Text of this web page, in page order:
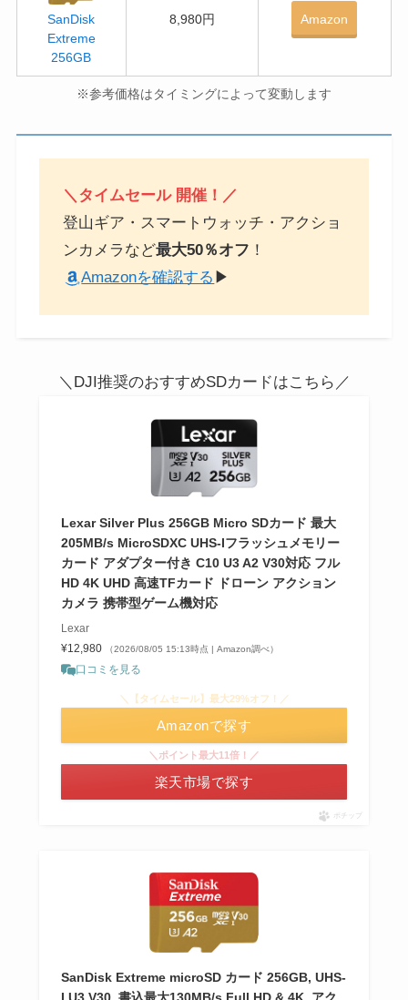
SanDisk
Extreme
256GB
8,980円 Amazon
※参考価格はタイミングによって変動します
＼タイムセール 開催！／
登山ギア・スマートウォッチ・アクショ
ンカメラなど最大50％オフ ！
Amazonを確認する ▶
＼DJI推奨のおすすめSDカードはこちら／
Lexar Silver Plus 256GB Micro SDカード 最大
205MB/s MicroSDXC UHS-Iフラッシュメモリー
カード アダプター付き C10 U3 A2 V30対応 フル
HD 4K UHD 高速TFカード ドローン アクション
カメラ 携帯型ゲーム機対応
Lexar
¥12,980
（2026/08/05 15:13時点 | Amazon調べ）
口コミを見る
＼【タイムセール】最大29%オフ！／
Amazonで探す
＼ポイント最大11倍！／
楽天市場で探す
ポチップ
SanDisk Extreme microSD カード 256GB, UHS-
I U3 V30, 書込最大130MB/s Full HD & 4K, アク